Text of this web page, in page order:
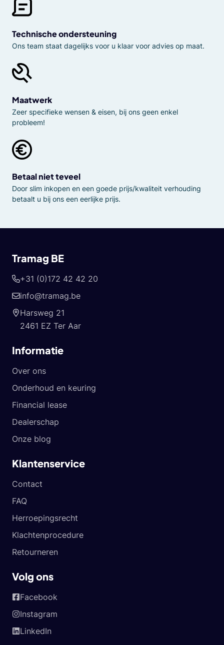
Technische ondersteuning
Ons team staat dagelijks voor u klaar voor advies op maat.
Maatwerk
Zeer specifieke wensen & eisen, bij ons geen enkel
probleem!
Betaal niet teveel
Door slim inkopen en een goede prijs/kwaliteit verhouding
betaalt u bij ons een eerlijke prijs.
Tramag BE
+31 (0)172 42 42 20
info@tramag.be
Harsweg 21
2461 EZ Ter Aar
Informatie
Over ons
Onderhoud en keuring
Financial lease
Dealerschap
Onze blog
Klantenservice
Contact
FAQ
Herroepingsrecht
Klachtenprocedure
Retourneren
Volg ons
Facebook
Instagram
LinkedIn